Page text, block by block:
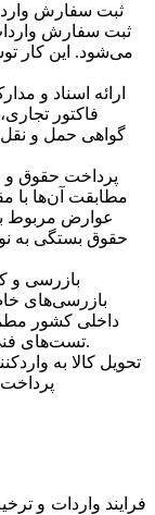
ثبت سفارش
ثبت سفارش
می‌شود. این کار
ارائه اسناد و
فاکتور
گواهی حمل و نقل
پرداخت حقوق
مطابقت آن‌ها با
عوارض مربوط
حقوق بستگی به
بازرسی و
بازرسی‌های خاص
داخلی کشور
تست‌های فنی، بررسی سلامت کالا و کیفیت آن باشد.
تحویل کالا به
پرداخت
فرایند واردات و